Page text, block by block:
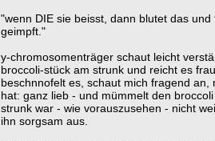
"wenn DIE sie beisst, dann blutet das
geimpft."
y-chromosomenträger schaut leicht
broccoli-stück am strunk und reicht es
beschnnofelt es, schaut mich fragend
hat: ganz lieb - und mümmelt den
strunk war - wie vorauszusehen - nicht
ihn sorgsam aus.